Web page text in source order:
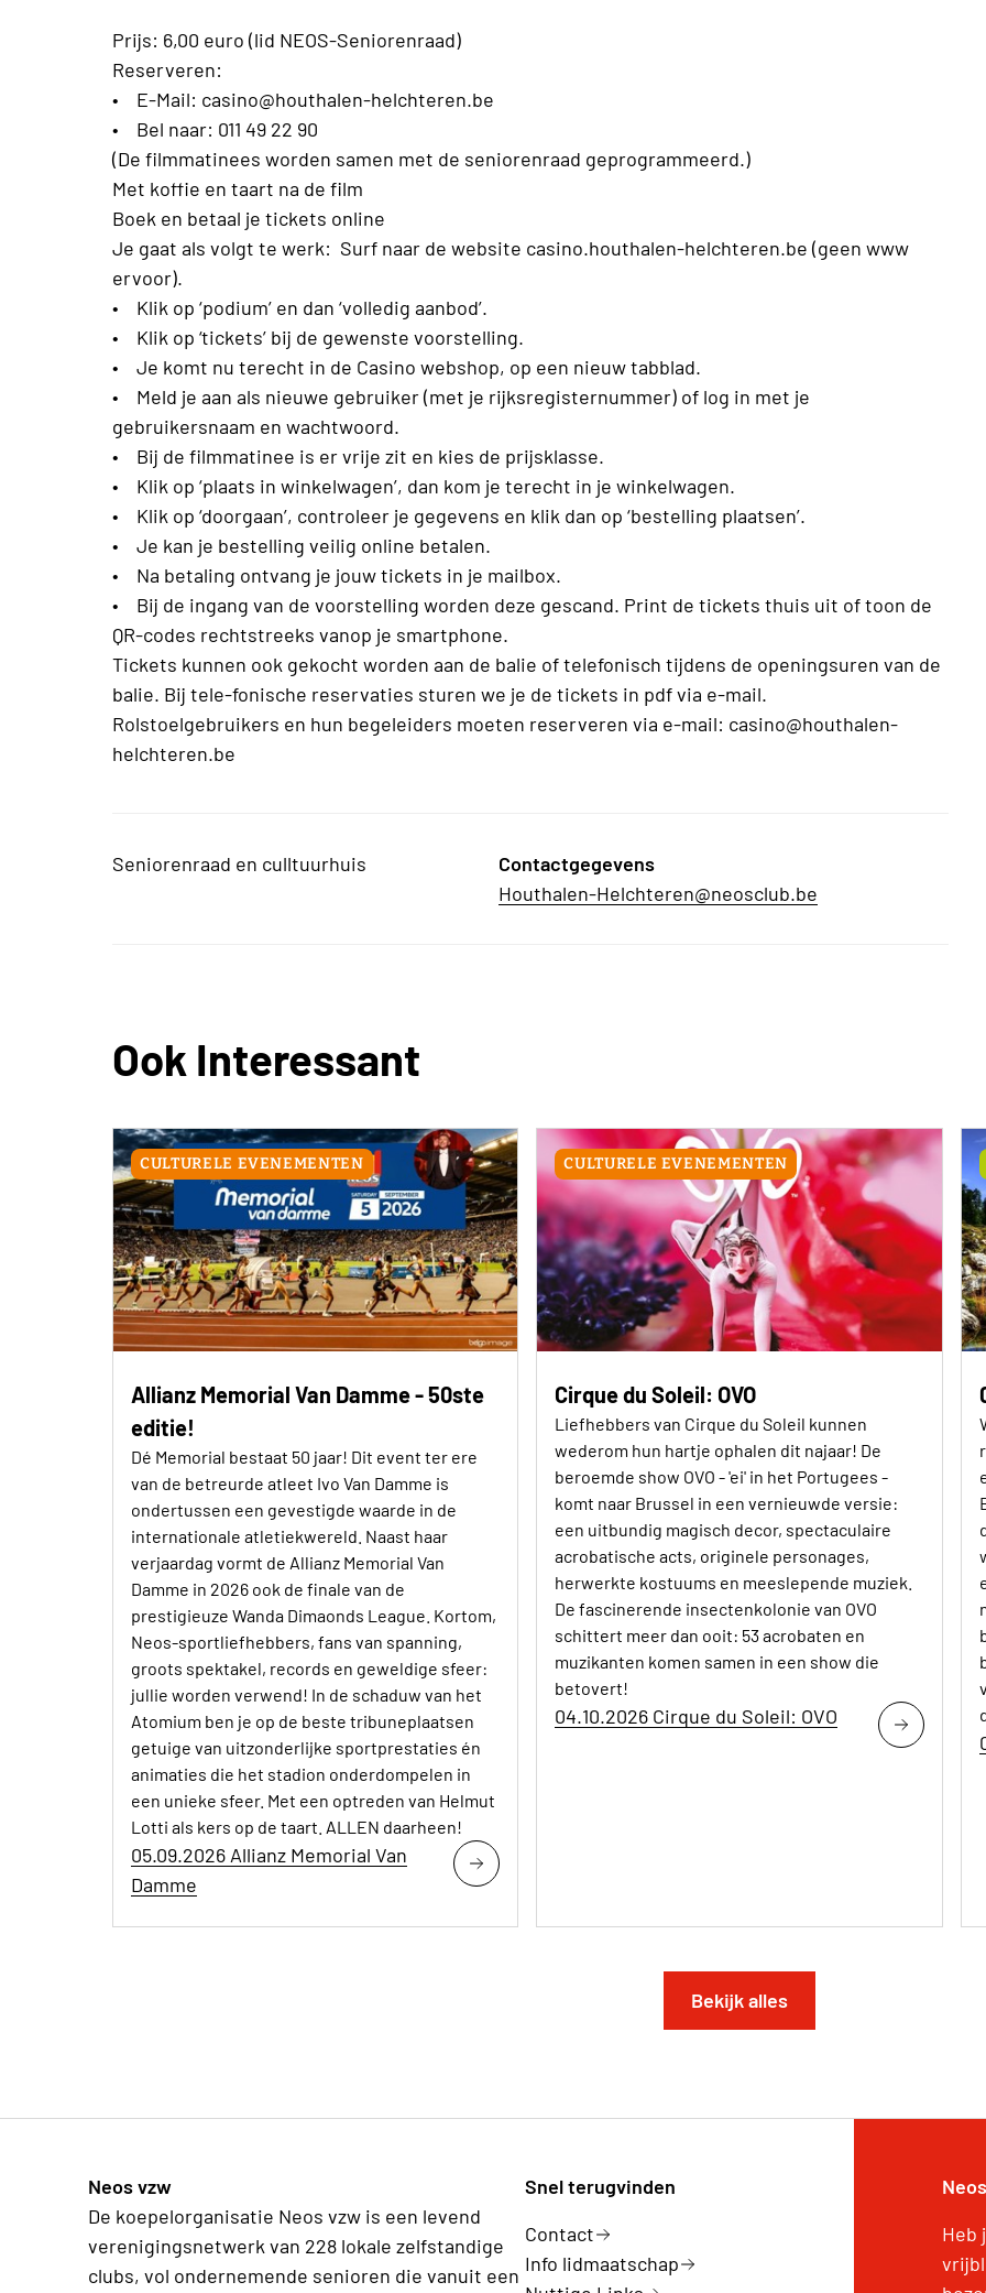
Prijs: 6,00 euro (lid NEOS-Seniorenraad)
Reserveren:
• E-Mail: casino@houthalen-helchteren.be
• Bel naar: 011 49 22 90
(De filmmatinees worden samen met de seniorenraad geprogrammeerd.)
Met koffie en taart na de film
Boek en betaal je tickets online
Je gaat als volgt te werk: Surf naar de website casino.houthalen-helchteren.be (geen www
ervoor).
• Klik op ‘podium’ en dan ‘volledig aanbod’.
• Klik op ‘tickets’ bij de gewenste voorstelling.
• Je komt nu terecht in de Casino webshop, op een nieuw tabblad.
• Meld je aan als nieuwe gebruiker (met je rijksregisternummer) of log in met je
gebruikersnaam en wachtwoord.
• Bij de filmmatinee is er vrije zit en kies de prijsklasse.
• Klik op ‘plaats in winkelwagen’, dan kom je terecht in je winkelwagen.
• Klik op ‘doorgaan’, controleer je gegevens en klik dan op ‘bestelling plaatsen’.
• Je kan je bestelling veilig online betalen.
• Na betaling ontvang je jouw tickets in je mailbox.
• Bij de ingang van de voorstelling worden deze gescand. Print de tickets thuis uit of toon de
QR-codes rechtstreeks vanop je smartphone.
Tickets kunnen ook gekocht worden aan de balie of telefonisch tijdens de openingsuren van de
balie. Bij tele-fonische reservaties sturen we je de tickets in pdf via e-mail.
Rolstoelgebruikers en hun begeleiders moeten reserveren via e-mail: casino@houthalen-
helchteren.be
Seniorenraad en culltuurhuis
Contactgegevens
Houthalen-Helchteren@neosclub.be
Ook Interessant
CULTURELE EVENEMENTEN
Allianz Memorial Van Damme - 50ste
editie!
Dé Memorial bestaat 50 jaar! Dit event ter ere
van de betreurde atleet Ivo Van Damme is
ondertussen een gevestigde waarde in de
internationale atletiekwereld. Naast haar
verjaardag vormt de Allianz Memorial Van
Damme in 2026 ook de finale van de
prestigieuze Wanda Dimaonds League. Kortom,
Neos-sportliefhebbers, fans van spanning,
groots spektakel, records en geweldige sfeer:
jullie worden verwend! In de schaduw van het
Atomium ben je op de beste tribuneplaatsen
getuige van uitzonderlijke sportprestaties én
animaties die het stadion onderdompelen in
een unieke sfeer. Met een optreden van Helmut
Lotti als kers op de taart. ALLEN daarheen!
05.09.2026 Allianz Memorial Van
Damme
CULTURELE EVENEMENTEN
Cirque du Soleil: OVO
Liefhebbers van Cirque du Soleil kunnen
wederom hun hartje ophalen dit najaar! De
beroemde show OVO - 'ei' in het Portugees -
komt naar Brussel in een vernieuwde versie:
een uitbundig magisch decor, spectaculaire
acrobatische acts, originele personages,
herwerkte kostuums en meeslepende muziek.
De fascinerende insectenkolonie van OVO
schittert meer dan ooit: 53 acrobaten en
muzikanten komen samen in een show die
betovert!
04.10.2026 Cirque du Soleil: OVO
Bekijk alles
Neos vzw
De koepelorganisatie Neos vzw is een levend
verenigingsnetwerk van 228 lokale zelfstandige
clubs, vol ondernemende senioren die vanuit een
Snel terugvinden
Contact
Info lidmaatschap
Heb